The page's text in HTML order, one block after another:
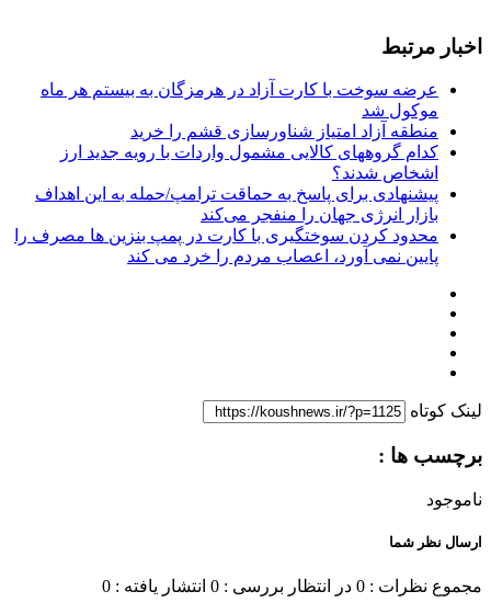
اخبار مرتبط
عرضه سوخت با کارت آزاد در هرمزگان به بیستم هر ماه
موکول شد
منطقه آزاد امتیاز شناورسازی قشم را خرید
کدام گروههای کالایی مشمول واردات با رویه جدید ارز
اشخاص شدند؟
پیشنهادی برای پاسخ به حماقت ترامپ/حمله به این اهداف
بازار انرژی جهان را منفجر می‌کند
محدود کردن سوختگیری با کارت در پمپ بنزین ها مصرف را
پایین نمی آورد، اعصاب مردم را خرد می کند
لینک کوتاه
برچسب ها :
ناموجود
ارسال نظر شما
مجموع نظرات : 0 در انتظار بررسی : 0 انتشار یافته : 0